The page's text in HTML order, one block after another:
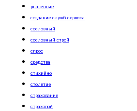
рыночные
создание служб сервиса
сословный
сословный строй
спрос
средства
стихийно
столетие
страхование
страховой